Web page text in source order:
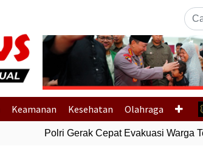
Previous
Keamanan Kesehatan Olahraga
Polri Gerak Cepat Evakuasi Warga